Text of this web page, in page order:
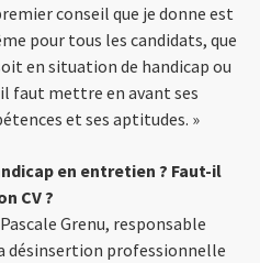
conseil que je donne est
pour tous les candidats, que
en situation de handicap ou
faut mettre en avant ses
et ses aptitudes. »
en entretien ? Faut-il
CV ?
Grenu, responsable
désinsertion professionnelle